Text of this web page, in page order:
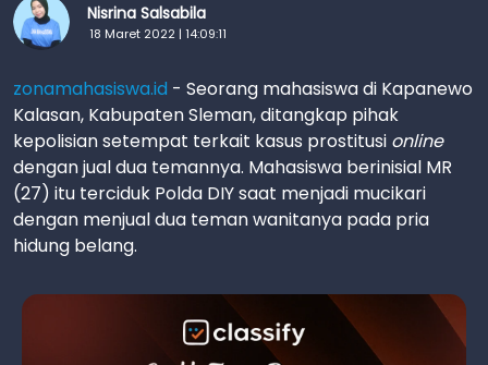
Nisrina Salsabila
18 Maret 2022 | 14:09:11
zonamahasiswa.id - Seorang mahasiswa di Kapanewo
Kalasan, Kabupaten Sleman, ditangkap pihak
kepolisian setempat terkait kasus prostitusi online
dengan jual dua temannya. Mahasiswa berinisial MR
(27) itu terciduk Polda DIY saat menjadi mucikari
dengan menjual dua teman wanitanya pada pria
hidung belang.